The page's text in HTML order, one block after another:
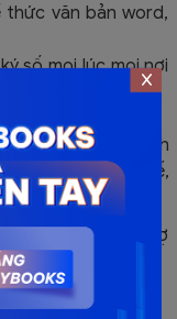
văn bản word,
số mọi lúc mọi nơi
liệu;
khác giúp khách
tử, kê khai thuế,
miễn phí bộ 3 trợ
lòng liên hệ: